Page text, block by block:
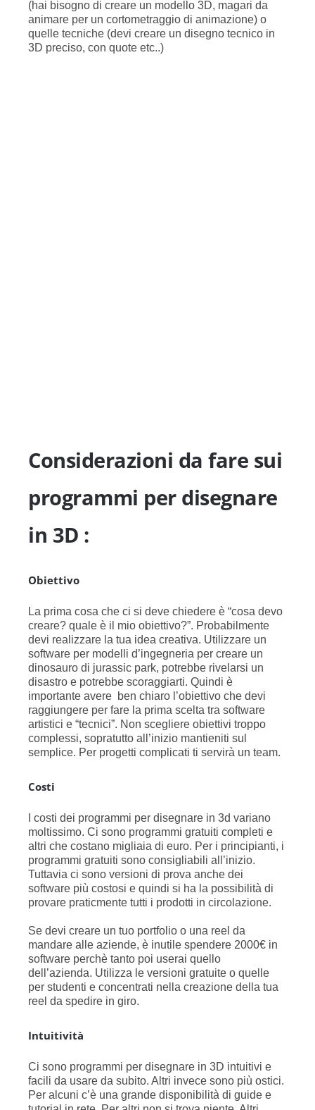
(hai bisogno di creare un modello 3D, magari da
animare per un cortometraggio di animazione) o
quelle tecniche (devi creare un disegno tecnico in
3D preciso, con quote etc..)
Considerazioni da fare sui
programmi per disegnare
in 3D :
Obiettivo
La prima cosa che ci si deve chiedere è “cosa devo
creare? quale è il mio obiettivo?”. Probabilmente
devi realizzare la tua idea creativa. Utilizzare un
software per modelli d’ingegneria per creare un
dinosauro di jurassic park, potrebbe rivelarsi un
disastro e potrebbe scoraggiarti. Quindi è
importante avere ben chiaro l’obiettivo che devi
raggiungere per fare la prima scelta tra software
artistici e “tecnici”. Non scegliere obiettivi troppo
complessi, sopratutto all’inizio mantieniti sul
semplice. Per progetti complicati ti servirà un team.
Costi
I costi dei programmi per disegnare in 3d variano
moltissimo. Ci sono programmi gratuiti completi e
altri che costano migliaia di euro. Per i principianti, i
programmi gratuiti sono consigliabili all’inizio.
Tuttavia ci sono versioni di prova anche dei
software più costosi e quindi si ha la possibilità di
provare praticmente tutti i prodotti in circolazione.
Se devi creare un tuo portfolio o una reel da
mandare alle aziende, è inutile spendere 2000€ in
software perchè tanto poi userai quello
dell’azienda. Utilizza le versioni gratuite o quelle
per studenti e concentrati nella creazione della tua
reel da spedire in giro.
Intuitività
Ci sono programmi per disegnare in 3D intuitivi e
facili da usare da subito. Altri invece sono più ostici.
Per alcuni c’è una grande disponibilità di guide e